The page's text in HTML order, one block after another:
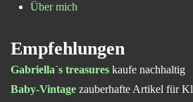
Über mich
Empfehlungen
Gabriella`s treasures kaufe nachhaltig
Baby-Vintage zauberhafte Artikel für